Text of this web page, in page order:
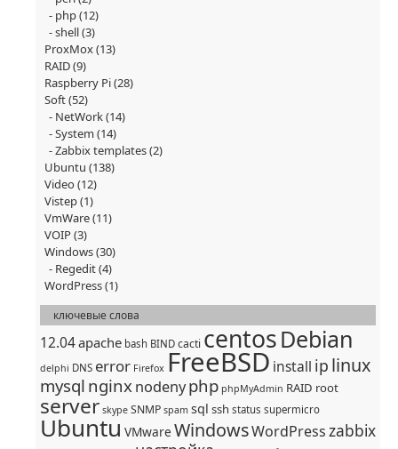
php(12)
shell(3)
ProxMox(13)
RAID(9)
Raspberry Pi(28)
Soft(52)
NetWork(14)
System (14)
Zabbix templates(2)
Ubuntu (138)
Video(12)
Vistep(1)
VmWare(11)
VOIP(3)
Windows(30)
Regedit(4)
WordPress(1)
ключевые слова
12.04apache bash BIND cacti centosDebian
delphi DNS error Firefox FreeBSD install ip linux
mysql nginx nodenyphp phpMyAdmin RAID root
server skype SNMP spam sql ssh status supermicro
Ubuntu VMware WindowsWordPresszabbix